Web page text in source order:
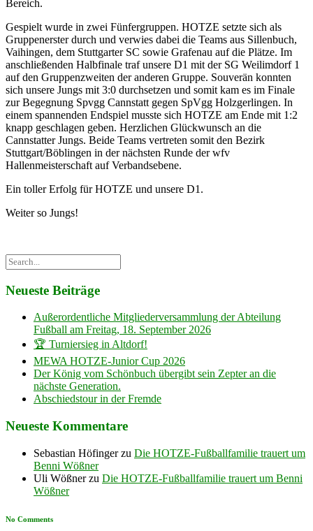
Bereich.
Gespielt wurde in zwei Fünfergruppen. HOTZE setzte sich als
Gruppenerster durch und verwies dabei die Teams aus Sillenbuch,
Vaihingen, dem Stuttgarter SC sowie Grafenau auf die Plätze. Im
anschließenden Halbfinale traf unsere D1 mit der SG Weilimdorf 1
auf den Gruppenzweiten der anderen Gruppe. Souverän konnten
sich unsere Jungs mit 3:0 durchsetzen und somit kam es im Finale
zur Begegnung Spvgg Cannstatt gegen SpVgg Holzgerlingen. In
einem spannenden Endspiel musste sich HOTZE am Ende mit 1:2
knapp geschlagen geben. Herzlichen Glückwunsch an die
Cannstatter Jungs. Beide Teams vertreten somit den Bezirk
Stuttgart/Böblingen in der nächsten Runde der wfv
Hallenmeisterschaft auf Verbandsebene.
Ein toller Erfolg für HOTZE und unsere D1.
Weiter so Jungs!
Neueste Beiträge
Außerordentliche Mitgliederversammlung der Abteilung
Fußball am Freitag, 18. September 2026
🏆 Turniersieg in Altdorf!
MEWA HOTZE-Junior Cup 2026
Der König vom Schönbuch übergibt sein Zepter an die
nächste Generation.
Abschiedstour in der Fremde
Neueste Kommentare
Sebastian Höfingerzu Die HOTZE-Fußballfamilie trauert um
Benni Wößner
Uli Wößnerzu Die HOTZE-Fußballfamilie trauert um Benni
Wößner
No Comments